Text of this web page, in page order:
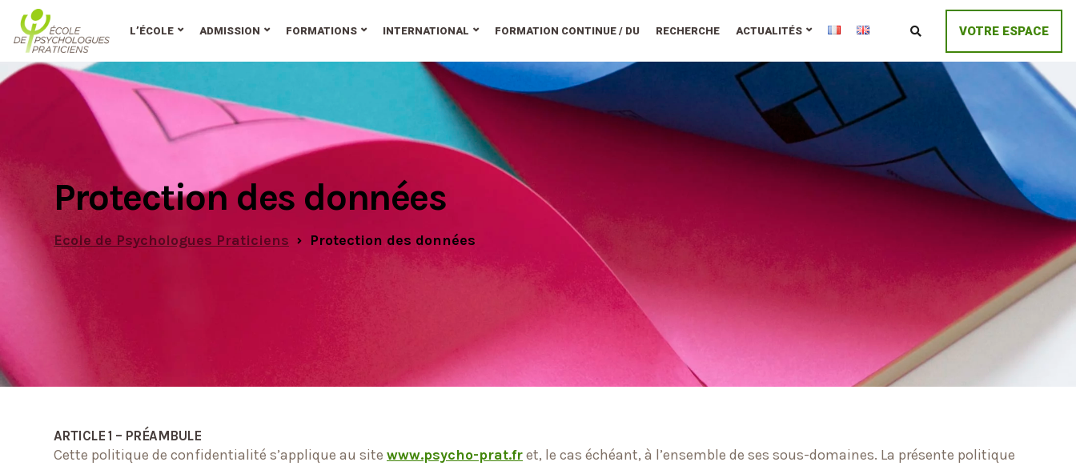
contenu
L’ÉCOLE ADMISSION FORMATIONS INTERNATIONAL FORMATION CONTINUE / DU RECHERCHE ACTUALITÉS VOTRE ESPACE
Protection des données
Ecole de Psychologues Praticiens Protection des données
ARTICLE 1 – PRÉAMBULE
Cette politique de confidentialité s’applique au site www.psycho-prat.fret, le cas échéant, à l’ensemble de ses sous-domaines. La présente politique